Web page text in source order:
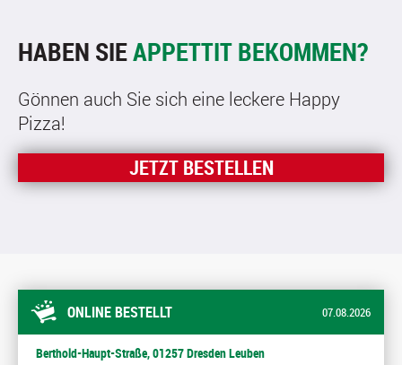
HABEN SIEAPPETTIT BEKOMMEN?
Gönnen auch Sie sich eine leckere Happy
Pizza!
JETZT BESTELLEN
ONLINE BESTELLT 07.08.2026
Berthold-Haupt-Straße, 01257 Dresden Leuben